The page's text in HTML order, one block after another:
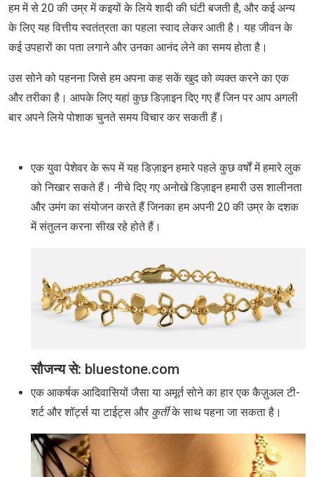
हम में से 20 की उम्र में कइयों के लिये शादी की घंटी बजती है, और कई अन्य
के लिए यह वित्तीय स्वतंत्रता का पहला स्वाद लेकर आती है। यह जीवन के
कई उपहारों का पता लगाने और उनका आनंद लेने का समय होता है।
उस सोने को पहनना जिसे हम अपना कह सकें खुद को व्यक्त करने का एक
और तरीका है। आपके लिए यहां कुछ डिज़ाइन दिए गए हैं जिन पर आप अगली
बार अपने लिये पोशाक चुनते समय विचार कर सकती हैं।
एक युवा पेशेवर के रूप में यह डिज़ाइन हमारे पहले कुछ वर्षों में हमारे लुक
को निखार सकते हैं। नीचे दिए गए अनोखे डिज़ाइन हमारी उस शालीनता
और उमंग का संयोजन करते हैं जिनका हम अपनी 20 की उम्र के दशक
में संतुलन करना सीख रहे होते हैं।
सौजन्‍य से: bluestone.com
एक आकर्षक आदिवासियों जैसा या अमूर्त सोने का हार एक कैज़ुअल टी-
शर्ट और शॉर्ट्स या टाईट्स और कुर्तीके साथ पहना जा सकता है।